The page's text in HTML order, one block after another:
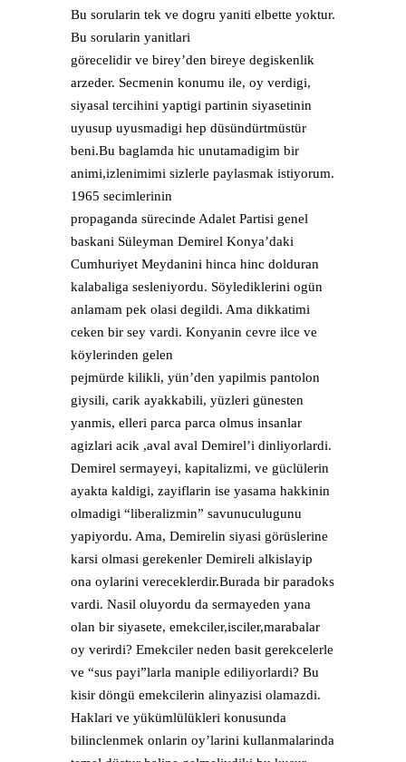
Bu sorularin tek ve dogru yaniti elbette yoktur.
Bu sorularin yanitlari
görecelidir ve birey’den bireye degiskenlik
arzeder. Secmenin konumu ile, oy verdigi,
siyasal tercihini yaptigi partinin siyasetinin
uyusup uyusmadigi hep düsündürtmüstür
beni.Bu baglamda hic unutamadigim bir
animi,izlenimimi sizlerle paylasmak istiyorum.
1965 secimlerinin
propaganda sürecinde Adalet Partisi genel
baskani Süleyman Demirel Konya’daki
Cumhuriyet Meydanini hinca hinc dolduran
kalabaliga sesleniyordu. Söylediklerini ogün
anlamam pek olasi degildi. Ama dikkatimi
ceken bir sey vardi. Konyanin cevre ilce ve
köylerinden gelen
pejmürde kilikli, yün’den yapilmis pantolon
giysili, carik ayakkabili, yüzleri günesten
yanmis, elleri parca parca olmus insanlar
agizlari acik ,aval aval Demirel’i dinliyorlardi.
Demirel sermayeyi, kapitalizmi, ve güclülerin
ayakta kaldigi, zayiflarin ise yasama hakkinin
olmadigi “liberalizmin” savunuculugunu
yapiyordu. Ama, Demirelin siyasi görüslerine
karsi olmasi gerekenler Demireli alkislayip
ona oylarini vereceklerdir.Burada bir paradoks
vardi. Nasil oluyordu da sermayeden yana
olan bir siyasete, emekciler,isciler,marabalar
oy verirdi? Emekciler neden basit gerekcelerle
ve “sus payi”larla maniple ediliyorlardi? Bu
kisir döngü emekcilerin alinyazisi olamazdi.
Haklari ve yükümlülükleri konusunda
bilinclenmek onlarin oy’larini kullanmalarinda